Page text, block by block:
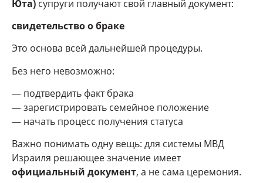
Юта) супруги получают свой главный документ:
свидетельство о браке
Это основа всей дальнейшей процедуры.
Без него невозможно:
— подтвердить факт брака
— зарегистрировать семейное положение
— начать процесс получения статуса
Важно понимать одну вещь: для системы МВД
Израиля решающее значение имеет
официальный документ, а не сама церемония.